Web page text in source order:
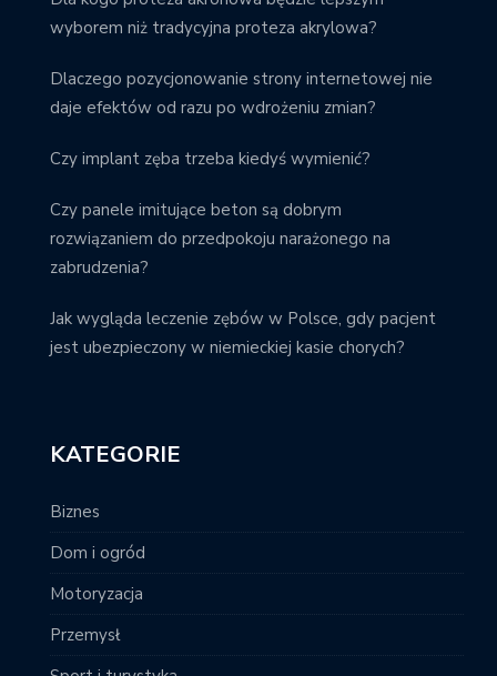
wyborem niż tradycyjna proteza akrylowa?
Dlaczego pozycjonowanie strony internetowej nie
daje efektów od razu po wdrożeniu zmian?
Czy implant zęba trzeba kiedyś wymienić?
Czy panele imitujące beton są dobrym
rozwiązaniem do przedpokoju narażonego na
zabrudzenia?
Jak wygląda leczenie zębów w Polsce, gdy pacjent
jest ubezpieczony w niemieckiej kasie chorych?
KATEGORIE
Biznes
Dom i ogród
Motoryzacja
Przemysł